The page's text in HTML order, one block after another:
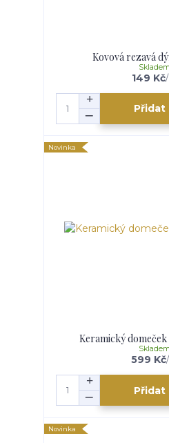
Kovová rezavá
149 Kč/
Skladem
Přidat
Novinka
Keramický domeček
599 Kč/
Skladem
Přidat
Novinka